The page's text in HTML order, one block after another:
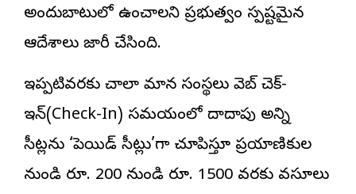
అందుబాటులో ఉంచాలని ప్రభుత్వం స్పష్టమైన
ఆదేశాలు జారీ చేసింది.
ఇప్పటివరకు చాలా విమాన సంస్థలు వెబ్ చెక్-
ఇన్(Check-In) సమయంలో దాదాపు అన్ని
సీట్లను ‘పెయిడ్ సీట్లు’గా చూపిస్తూ ప్రయాణికుల
నుండి రూ. 200 నుండి రూ. 1500 వరకు వసూలు